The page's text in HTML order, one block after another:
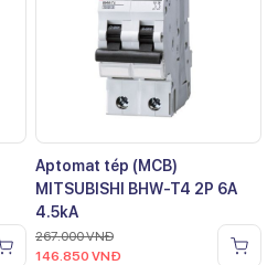
Aptomat tép (MCB)
MITSUBISHI BHW-T4 2P 6A
4.5kA
267.000VNĐ
146.850 VNĐ